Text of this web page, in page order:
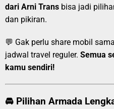
dari Arni Trans bisa jadi
dan pikiran.
💬 Gak perlu share mobil
jadwal travel reguler. Semua
kamu sendiri!
🚘 Pilihan Armada